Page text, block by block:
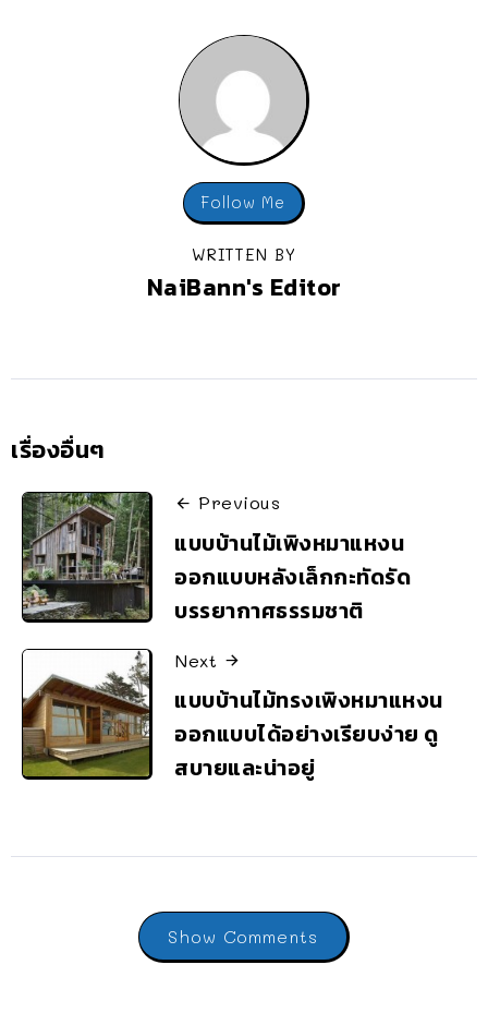
Follow Me
WRITTEN BY
NaiBann's Editor
เรื่องอื่นๆ
Previous
แบบบ้านไม้เพิงหมาแหงน
ออกแบบหลังเล็กกะทัดรัด
บรรยากาศธรรมชาติ
Next
แบบบ้านไม้ทรงเพิงหมาแหงน
ออกแบบได้อย่างเรียบง่าย ดู
สบายและน่าอยู่
Show Comments